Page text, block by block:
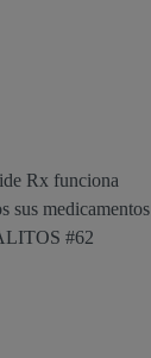
Rx funciona
sus medicamentos
#62